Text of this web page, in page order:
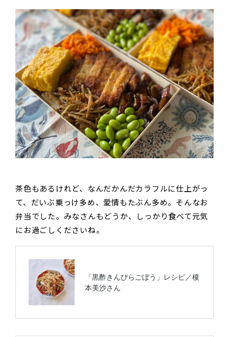
茶色もあるけれど、なんだかんだカラフルに仕上がっ
て、だいぶ乗っけ多め、愛情もたぶん多め。そんなお
弁当でした。みなさんもどうか、しっかり食べて元気
にお過ごしくださいね。